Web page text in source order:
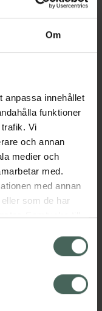
Om
anpassa innehållet
funktioner
Vi
och annan
medier och
med.
med annan
som de har
Samtycke till
påverkar inte
återkallelsen.
Dölj
Visa